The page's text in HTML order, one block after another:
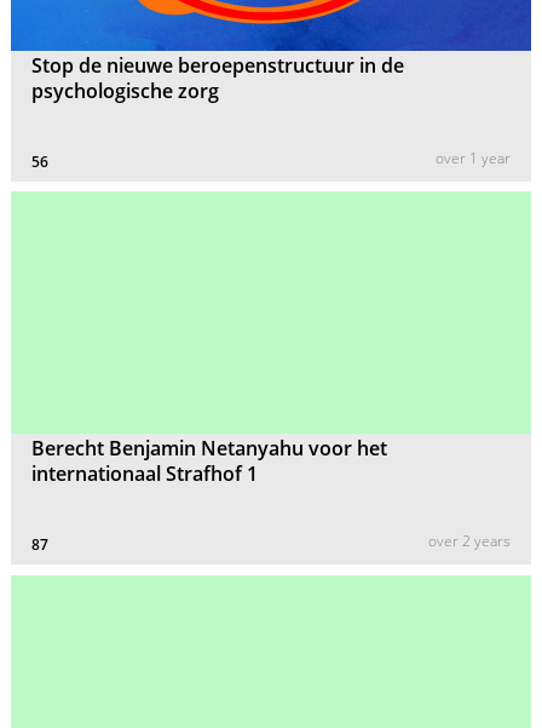
Stop de nieuwe beroepenstructuur in de
psychologische zorg
56 over 1 year
Berecht Benjamin Netanyahu voor het
internationaal Strafhof 1
87 over 2 years